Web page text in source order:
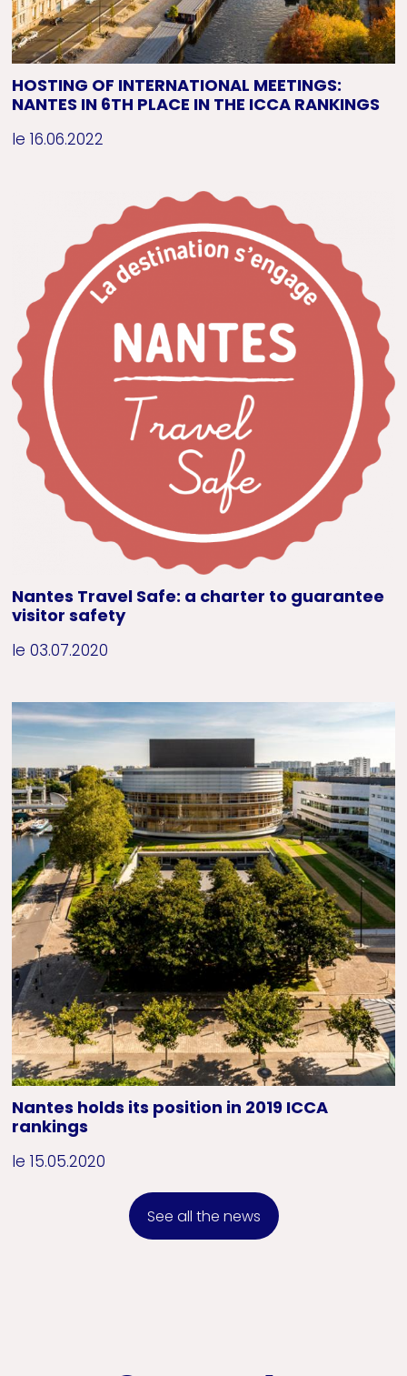
HOSTING OF INTERNATIONAL MEETINGS:
NANTES IN 6TH PLACE IN THE ICCA RANKINGS
le 16.06.2022
Nantes Travel Safe: a charter to guarantee
visitor safety
le 03.07.2020
Nantes holds its position in 2019 ICCA
rankings
le 15.05.2020
See all the news